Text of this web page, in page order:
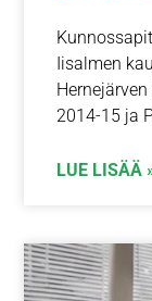
Iisalmen
2014-15 ja
LUE LISÄÄ